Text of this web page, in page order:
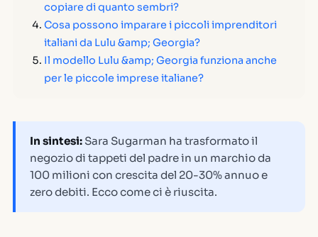
copiare di quanto sembri?
Cosa possono imparare i piccoli imprenditori
italiani da Lulu &amp; Georgia?
Il modello Lulu &amp; Georgia funziona anche
per le piccole imprese italiane?
In sintesi: Sara Sugarman ha trasformato il
negozio di tappeti del padre in un marchio da
100 milioni con crescita del 20-30% annuo e
zero debiti. Ecco come ci è riuscita.